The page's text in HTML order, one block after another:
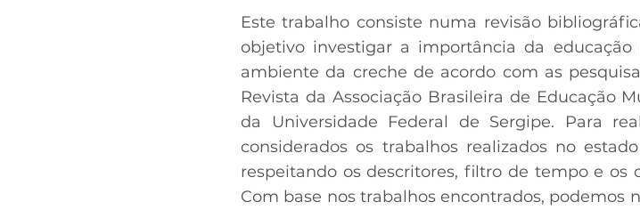
Este trabalho consiste numa revisão
objetivo investigar a importância da
ambiente da creche de acordo com as
Revista da Associação Brasileira de Educação
da Universidade Federal de Sergipe. Para
considerados os trabalhos realizados no
respeitando os descritores, filtro de tempo e os
Com base nos trabalhos encontrados, podemos